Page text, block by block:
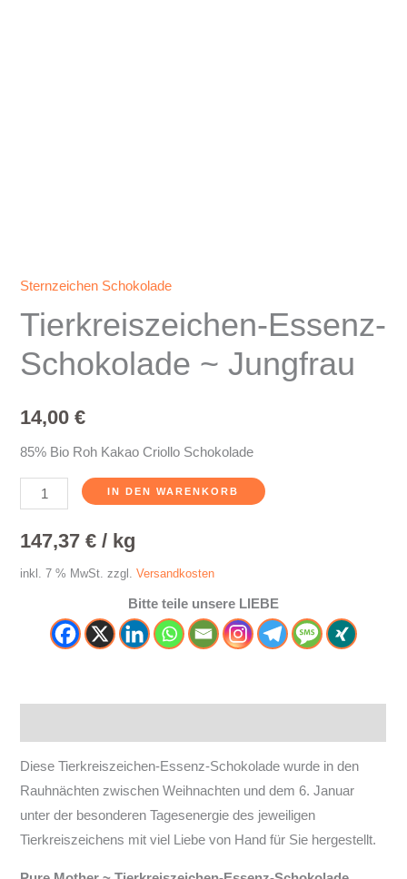
Sternzeichen Schokolade
Tierkreiszeichen-Essenz-
Schokolade ~ Jungfrau
14,00€
85% Bio Roh Kakao Criollo Schokolade
IN DEN WARENKORB
147,37€ / kg
inkl. 7 % MwSt. zzgl.Versandkosten
Bitte teile unsere LIEBE
Diese Tierkreiszeichen-Essenz-Schokolade wurde in den
Rauhnächten zwischen Weihnachten und dem 6. Januar
unter der besonderen Tagesenergie des jeweiligen
Tierkreiszeichens mit viel Liebe von Hand für Sie hergestellt.